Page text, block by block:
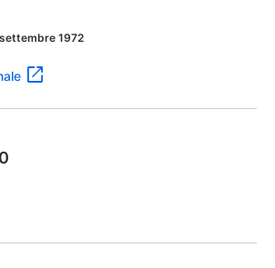
1972
0